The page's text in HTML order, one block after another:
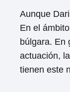
Aunque
En el
búlgara. En
actuación,
tienen este